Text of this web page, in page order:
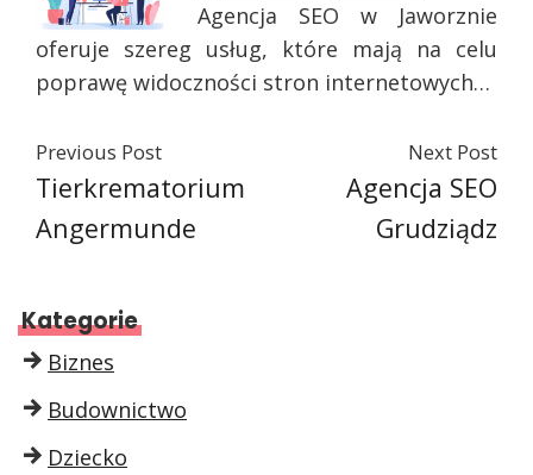
Agencja SEO w Jaworznie
oferuje szereg usług, które mają na celu
poprawę widoczności stron internetowych…
Previous Post
Tierkrematorium
Angermunde
Next Post
Agencja SEO
Grudziądz
Kategorie
Biznes
Budownictwo
Dziecko